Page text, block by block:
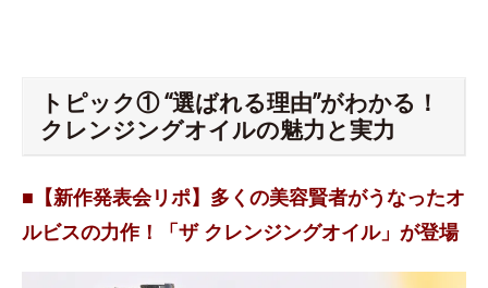
トピック① “選ばれる理由”がわかる！
クレンジングオイルの魅力と実力
■【新作発表会リポ】多くの美容賢者がうなったオ
ルビスの力作！「ザ クレンジングオイル」が登場